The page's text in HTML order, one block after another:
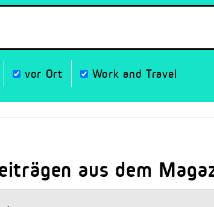
vor Ort Work and Travel
aus dem